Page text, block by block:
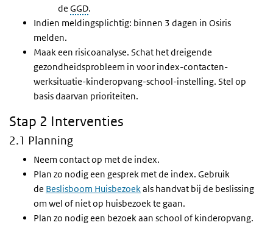
de GGD.
Indien meldingsplichtig: binnen 3 dagen in Osiris
melden.
Maak een risicoanalyse. Schat het dreigende
gezondheidsprobleem in voor index-contacten-
werksituatie-kinderopvang-school-instelling. Stel op
basis daarvan prioriteiten.
Stap 2 Interventies
2.1 Planning
Neem contact op met de index.
Plan zo nodig een gesprek met de index. Gebruik
de Beslisboom Huisbezoekals handvat bij de beslissing
om wel of niet op huisbezoek te gaan.
Plan zo nodig een bezoek aan school of kinderopvang.